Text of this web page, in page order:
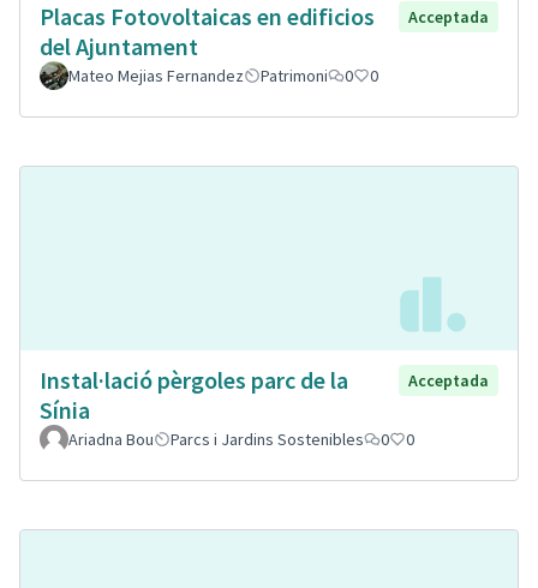
Placas Fotovoltaicas en edificios
del Ajuntament
Acceptada
Mateo Mejias Fernandez Patrimoni 0 0
Instal·lació pèrgoles parc de la
Sínia
Acceptada
Ariadna Bou Parcs i Jardins Sostenibles 0 0